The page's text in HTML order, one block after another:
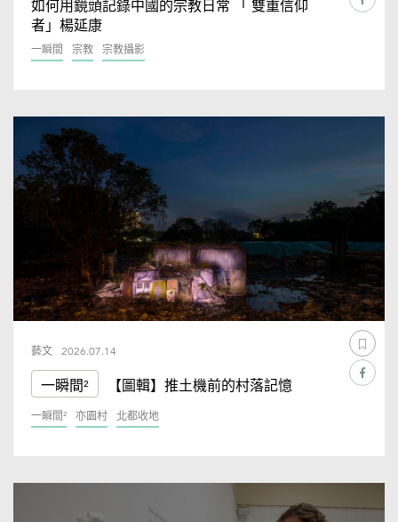
如何用鏡頭記錄中國的宗教日常 「 雙重信仰
者」楊延康
一瞬間 宗教 宗教攝影
藝文 2026.07.14
一瞬間² 【圖輯】推土機前的村落記憶
一瞬間² 亦園村 北都收地